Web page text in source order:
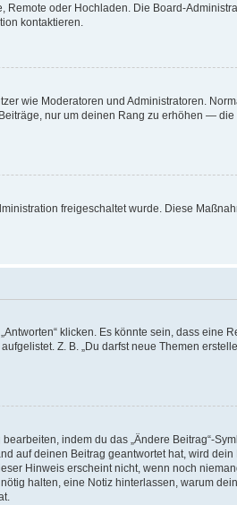
Remote oder Hochladen. Die Board-
kontaktieren.
wie Moderatoren und Administratoren.
nur um deinen Rang zu erhöhen —
freigeschaltet wurde. Diese
klicken. Es könnte sein, dass eine
Z. B. „Du darfst neue Themen
indem du das „Ändere Beitrag“-
auf deinen Beitrag geantwortet hat, wird dein
Hinweis erscheint nicht, wenn noch
halten, eine Notiz hinterlassen, warum